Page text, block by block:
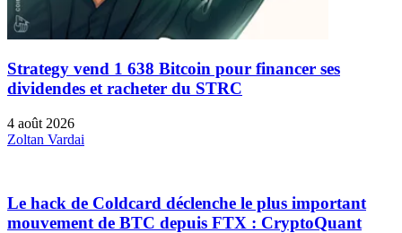
Strategy vend 1 638 Bitcoin pour financer ses
dividendes et racheter du STRC
4 août 2026
Zoltan Vardai
Le hack de Coldcard déclenche le plus important
mouvement de BTC depuis FTX : CryptoQuant